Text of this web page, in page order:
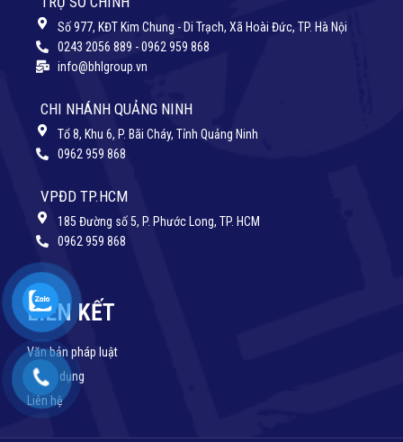
Số 977, KĐT Kim Chung - Di Trạch, Xã Hoài Đức, TP. Hà Nội
0243 2056 889 - 0962 959 868
info@bhlgroup.vn
CHI NHÁNH QUẢNG NINH
Tổ 8, Khu 6, P. Bãi Cháy, Tỉnh Quảng Ninh
0962 959 868
VPĐD TP.HCM
185 Đường số 5, P. Phước Long, TP. HCM
0962 959 868
LIÊN KẾT
Văn bản pháp luật
Tuyển dụng
Liên hệ